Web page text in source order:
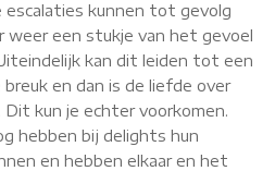
escalaties kunnen tot gevolg
weer een stukje van het gevoel
kan dit leiden tot een
en dan is de liefde over
kun je echter voorkomen.
hebben bij delights hun
en hebben elkaar en het